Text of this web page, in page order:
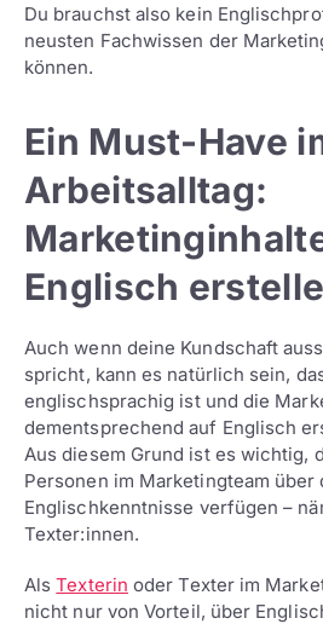
Du brauchst also kein
neusten Fachwissen der
können.
Ein Must-Have
Arbeitsalltag:
Englisch
Auch wenn deine Kundschaft
spricht, kann es natürlich sein,
englischsprachig ist und die
dementsprechend auf Englisch
Aus diesem Grund ist es wichtig,
Personen im Marketingteam über
Englischkenntnisse verfügen –
Texter:innen.
AlsTexterin oder Texter im
nicht nur von Vorteil, über